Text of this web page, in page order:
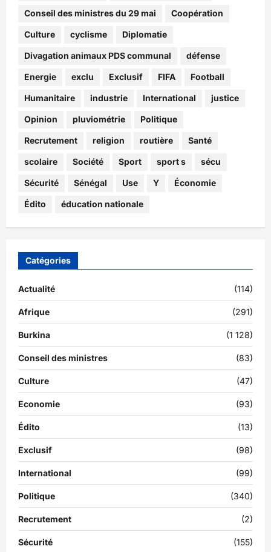
Conseil des ministres du 29 mai Coopération
Culture cyclisme Diplomatie
Divagation animaux PDS communal défense
Energie exclu Exclusif FIFA Football
Humanitaire industrie International justice
Opinion pluviométrie Politique
Recrutement religion routière Santé
scolaire Société Sport sport s sécu
Sécurité Sénégal Use Y Économie
Édito éducation nationale
Catégories
Actualité (114)
Afrique (291)
Burkina (1 128)
Conseil des ministres (83)
Culture (47)
Economie (93)
Édito (13)
Exclusif (98)
International (99)
Politique (340)
Recrutement (2)
Sécurité (155)